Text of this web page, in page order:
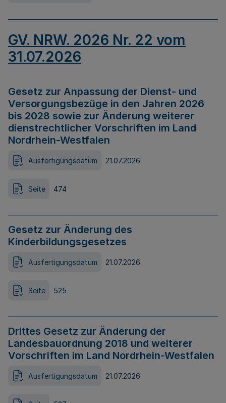
GV. NRW. 2026 Nr. 22 vom
31.07.2026
Gesetz zur Anpassung der Dienst- und
Versorgungsbezüge in den Jahren 2026
bis 2028 sowie zur Änderung weiterer
dienstrechtlicher Vorschriften im Land
Nordrhein-Westfalen
Ausfertigungsdatum 21.07.2026
Seite 474
Gesetz zur Änderung des
Kinderbildungsgesetzes
Ausfertigungsdatum 21.07.2026
Seite 525
Drittes Gesetz zur Änderung der
Landesbauordnung 2018 und weiterer
Vorschriften im Land Nordrhein-Westfalen
Ausfertigungsdatum 21.07.2026